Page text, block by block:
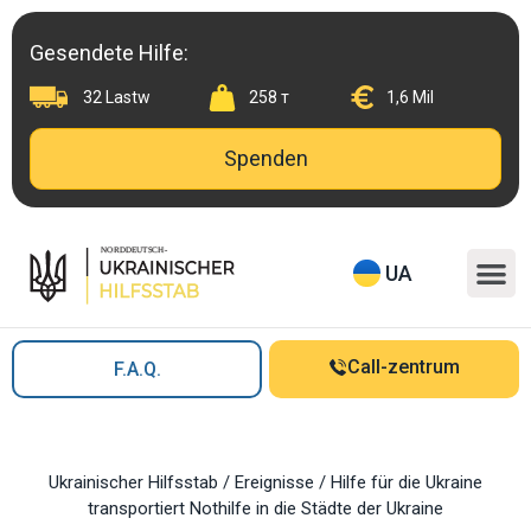
Skip
to
contentGesendete Hilfe:
32 Lastw 258 т 1,6 Mil
Spenden
UA
F.A.Q. Call-zentrum
Ukrainischer Hilfsstab / Ereignisse / Hilfe für die Ukraine
transportiert Nothilfe in die Städte der Ukraine